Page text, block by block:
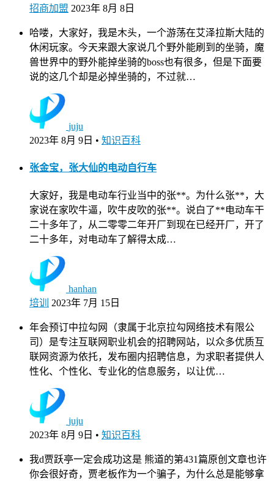
招商加盟 2023年 8月 8日
哈喽，大家好，我是木头，一个游荡在艾泽拉斯大陆的
休闲玩家。今天来跟大家说几个野外能刷到的坐骑，魔
兽世界中的野外能掉坐骑的boss也有很多，但是下面要
说的这几个却是必掉坐骑的，不过就…
juju
2023年 8月 9日 • 知识百科
张金宝，张大仙的电动自行车
大家好，我是电动车行业当中的张**。为什么张**，大
家说在家吹牛逼，吹牛皮吹的张**。说白了**电动车干
二十多年了，从二零零二年开厂到现在已经开厂，开了
二十多年，对电动车了解得太成…
hanhan
培训
2023年 7月 15日
年会预订中拉勾网（隶属于北京拉勾网络技术有限公
司）是专注互联网职业机会的招聘网站，以众多优质互
联网资源为依托，发布圈内招聘信息，为求职者提供人
性化、个性化、专业化的信息服务，以让优…
juju
2023年 8月 9日 • 知识百科
我d贾跃亭一定会成功这是 熊道的第431篇原创文章也许
你会很好奇，贾老板作为一个骗子，为什么总是能够拿